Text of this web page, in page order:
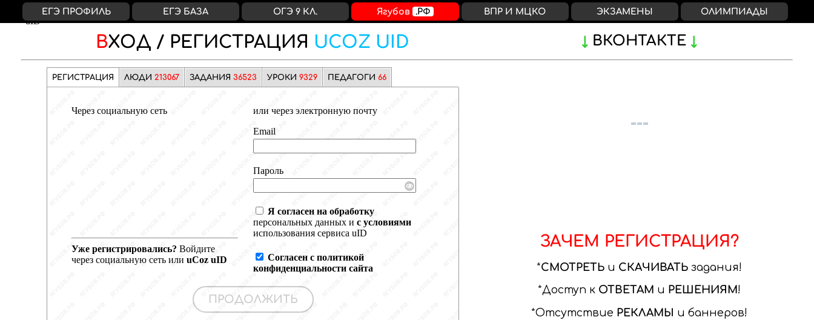
ВХОД / РЕГИСТРАЦИЯ UCOZ UID ВКОНТАКТЕ
РЕГИСТРАЦИЯ ЛЮДИ 213067 ЗАДАНИЯ 36523 УРОКИ 9329 ПЕДАГОГИ 66
Через социальную сеть
ВКонтакте
Яндекс
Google
Facebook
uCoz
uID
Уже регистрировались? Войдите
через социальную сеть или uCoz uID
или через электронную почту
Email
Пароль
Я согласен на обработку
персональных данных и с условиями
использования сервиса uID
Согласен с политикой
конфиденциальности сайта
ЗАЧЕМ РЕГИСТРАЦИЯ?
СМОТРЕТЬ и СКАЧИВАТЬ задания
Доступ к ОТВЕТАМ и РЕШЕНИЯМ
Отсутствие РЕКЛАМЫ и баннеров
ЕГЭ ПРОФИЛЬ ЕГЭ БАЗА ОГЭ 9 КЛ. Ягубов .РФ ВПР И МЦКО ЭКЗАМЕНЫ ОЛИМПИАДЫ